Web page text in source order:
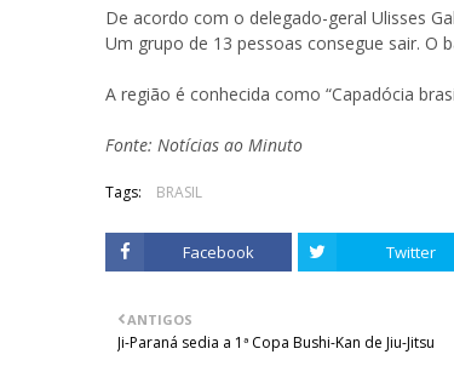
De acordo com o delegado-geral Ulisses
Um grupo de 13 pessoas consegue sair. O
A região é conhecida como “Capadócia
Fonte: Notícias ao Minuto
Tags: BRASIL
Facebook Twitter
ANTIGOS
Ji-Paraná sedia a 1ª Copa Bushi-Kan de Jiu-Jitsu